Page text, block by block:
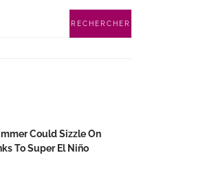
Could Sizzle On
To Super El Niño